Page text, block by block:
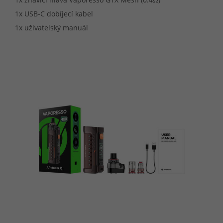
1x USB-C dobíjecí kabel
1x uživatelský manuál